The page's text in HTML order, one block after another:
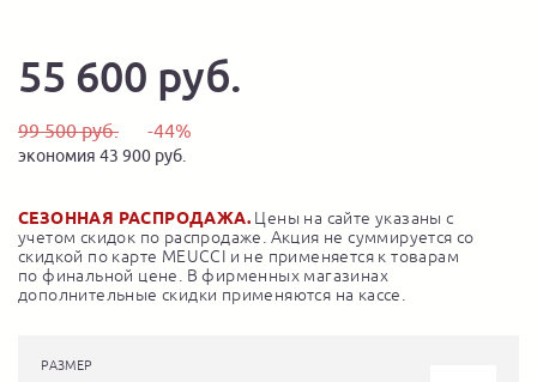
55 600 руб.
99 500 руб. -44%
экономия 43 900 руб.
СЕЗОННАЯ РАСПРОДАЖА. Цены на сайте указаны с
учетом скидок по распродаже. Акция не суммируется со
скидкой по карте MEUCCI и не применяется к товарам
по финальной цене. В фирменных магазинах
дополнительные скидки применяются на кассе.
РАЗМЕР